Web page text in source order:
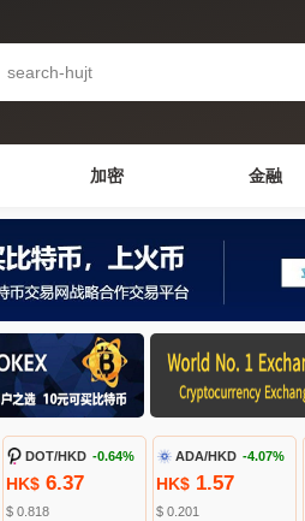
加密 金融
DOT/HKD -0.64%
HK$6.37
$ 0.818
ADA/HKD -4.07%
HK$1.57
$ 0.201